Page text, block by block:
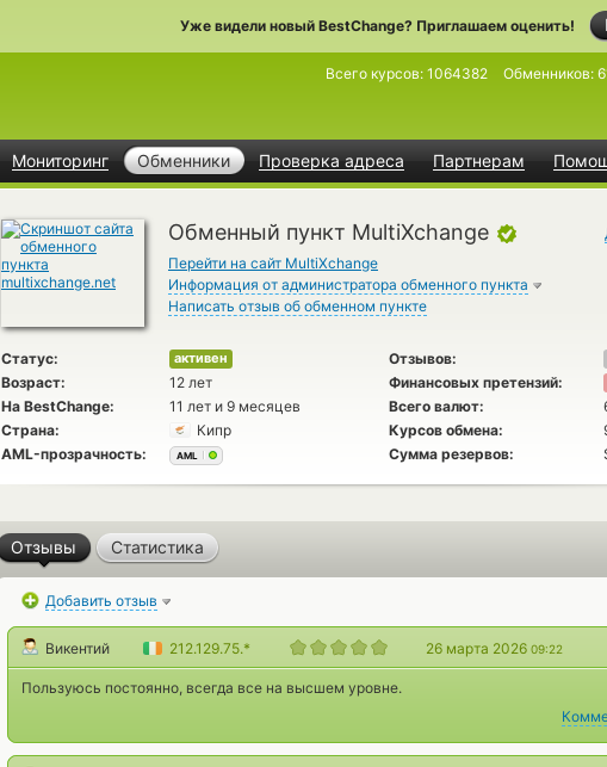
Уже видели новый BestChange? Приглашаем оценить!
Мониторинг Обменники Проверка адреса Партнерам
Всего курсов: 1064382 Обменников:
Обменный пункт MultiXchange
Перейти на сайт MultiXchange
Информация от администратора обменного пункта
Написать отзыв об обменном пункте
Статус: активен Отзывов:
Возраст: 12 лет Финансовых претензий:
На BestChange: 11 лет и 9 месяцев Всего валют:
Страна:
Кипр Курсов обмена:
AML-прозрачность:
AML Сумма резервов:
Отзывы Статистика
Добавить отзыв
Викентий 212.129.75.* 26 марта 2026 09:22
Пользуюсь постоянно, всегда все на высшем уровне.